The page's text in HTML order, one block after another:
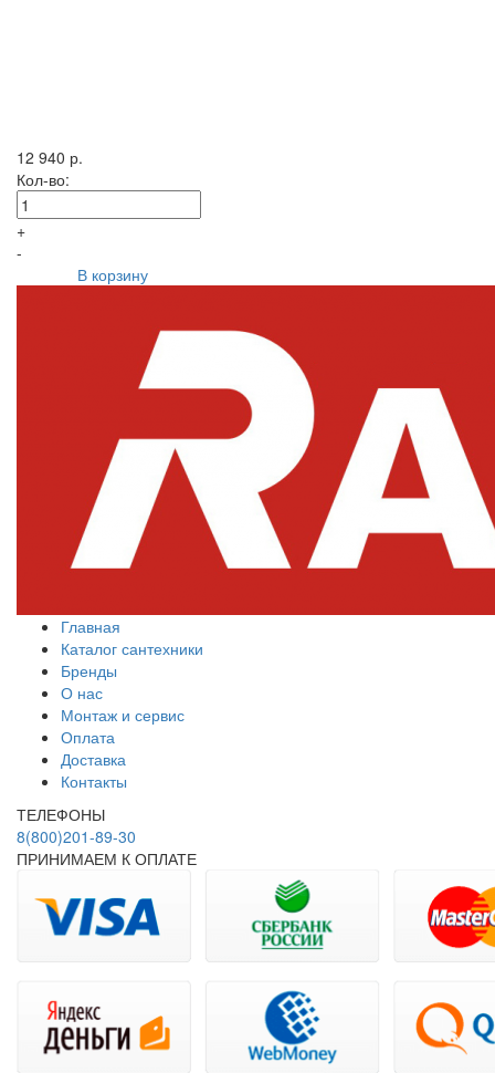
12 940 р.
Кол-во:
+
-
В корзину
Главная
Каталог сантехники
Бренды
О нас
Монтаж и сервис
Оплата
Доставка
Контакты
ТЕЛЕФОНЫ
8(800)201-89-30
ПРИНИМАЕМ К ОПЛАТЕ